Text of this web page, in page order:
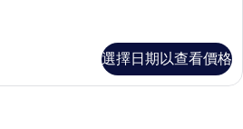
選擇日期以查看價格